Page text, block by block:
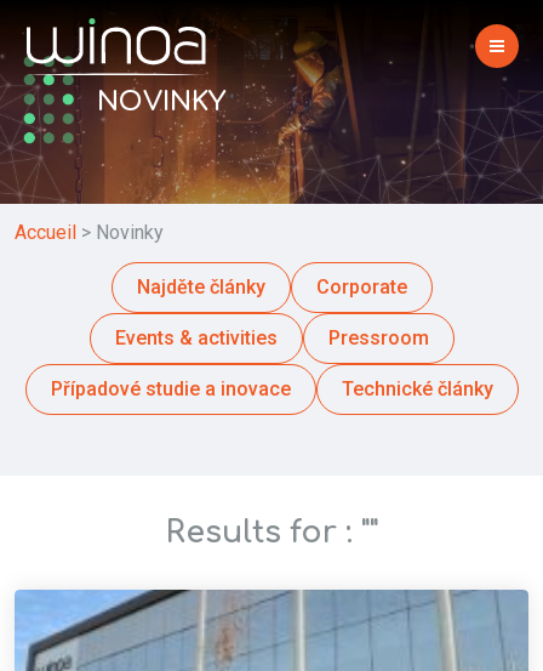
NOVINKY
Accueil > Novinky
Najděte články Corporate
Events & activities Pressroom
Případové studie a inovace Technické články
Results for : ""